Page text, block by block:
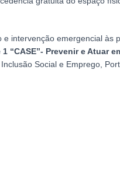
intervenção emergencial às
“CASE”- Prevenir e Atuar
Social e Emprego,